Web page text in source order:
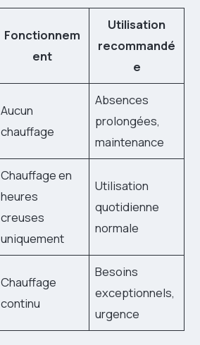
Fonctionnem
ent
Utilisation
recommandé
e
Aucun
chauffage
Absences
prolongées,
maintenance
Chauffage en
heures
creuses
uniquement
Utilisation
quotidienne
normale
Chauffage
continu
Besoins
exceptionnels,
urgence